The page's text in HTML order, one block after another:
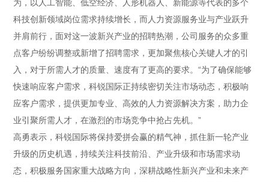
为，以人工智能、低空经济、人形机器人、新能源等代表的多个
科技创新领域岗位需求持续增长，而人力资源服务业与产业跃升
并肩前行，面对这一波新兴产业的招聘热潮，公司服务的众多重
点客户纷纷调整或新增了招聘需求，更加聚焦核心关键人才的引
入，对于所需人才的质量、速度有了更高的要求。“为了确保能够
快速响应客户需求，科锐国际正持续密切关注市场动态，积极响
应客户需求，提供更加专业、高效的人力资源解决方案，助力企
业引聚所需人才，在激烈的市场竞争中抢占先机。”
高勇表示，科锐国际将保持爱拼会赢的精气神，抓住新一轮产业
升级的历史机遇，持续关注科技前沿、产业升级和市场需求动
态，积极服务国家重大战略方向，深耕战略性新兴产业和未来产